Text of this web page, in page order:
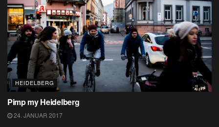
HEIDELBERG
Pimp my Heidelberg
24. JANUAR 2017